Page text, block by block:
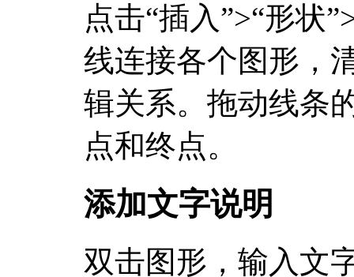
点击“插入”>“形状
线连接各个图形，
辑关系。拖动线条
点和终点。
添加文字说明
双击图形，输入文